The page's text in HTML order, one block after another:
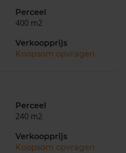
Perceel
400 m2
Verkoopprijs
Koopsom opvragen
Perceel
240 m2
Verkoopprijs
Koopsom opvragen